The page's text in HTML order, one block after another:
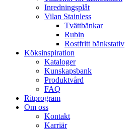
Inredningsplåt
Vilan Stainless
Tvättbänkar
Rubin
Rostfritt bänkstativ
Köksinspiration
Kataloger
Kunskapsbank
Produktvård
FAQ
Ritprogram
Om oss
Kontakt
Karriär